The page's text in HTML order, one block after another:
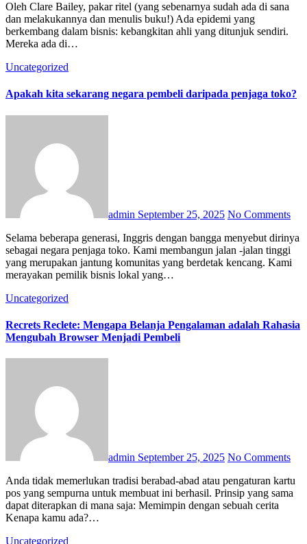
Oleh Clare Bailey, pakar ritel (yang sebenarnya sudah ada di sana
dan melakukannya dan menulis buku!) Ada epidemi yang
berkembang dalam bisnis: kebangkitan ahli yang ditunjuk sendiri.
Mereka ada di…
Uncategorized
Apakah kita sekarang negara pembeli daripada penjaga toko?
admin September 25, 2025 No Comments
Selama beberapa generasi, Inggris dengan bangga menyebut dirinya
sebagai negara penjaga toko. Kami membangun jalan -jalan tinggi
yang merupakan jantung komunitas yang berdetak kencang. Kami
merayakan pemilik bisnis lokal yang…
Uncategorized
Recrets Reclete: Mengapa Belanja Pengalaman adalah Rahasia
Mengubah Browser Menjadi Pembeli
admin September 25, 2025 No Comments
Anda tidak memerlukan tradisi berabad-abad atau pengaturan kartu
pos yang sempurna untuk membuat ini berhasil. Prinsip yang sama
dapat diterapkan di mana saja: Memimpin dengan sebuah cerita
Kenapa kamu ada?…
Uncategorized